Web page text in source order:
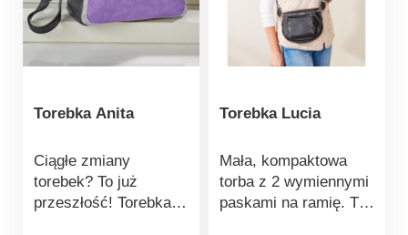
dużą kieszenią
zapinaną na zamek.
Torebka Anita
Ciągłe zmiany
torebek? To już
przeszłość! Torebka
Torebka Lucia
Mała, kompaktowa
torba z 2 wymiennymi
paskami na ramię. Ta